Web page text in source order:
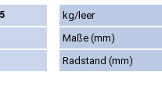
kg/leer
Maße (mm)
Radstand (mm)